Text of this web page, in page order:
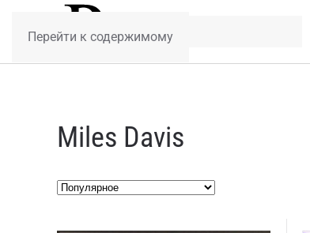
Перейти к содержимому
Miles Davis